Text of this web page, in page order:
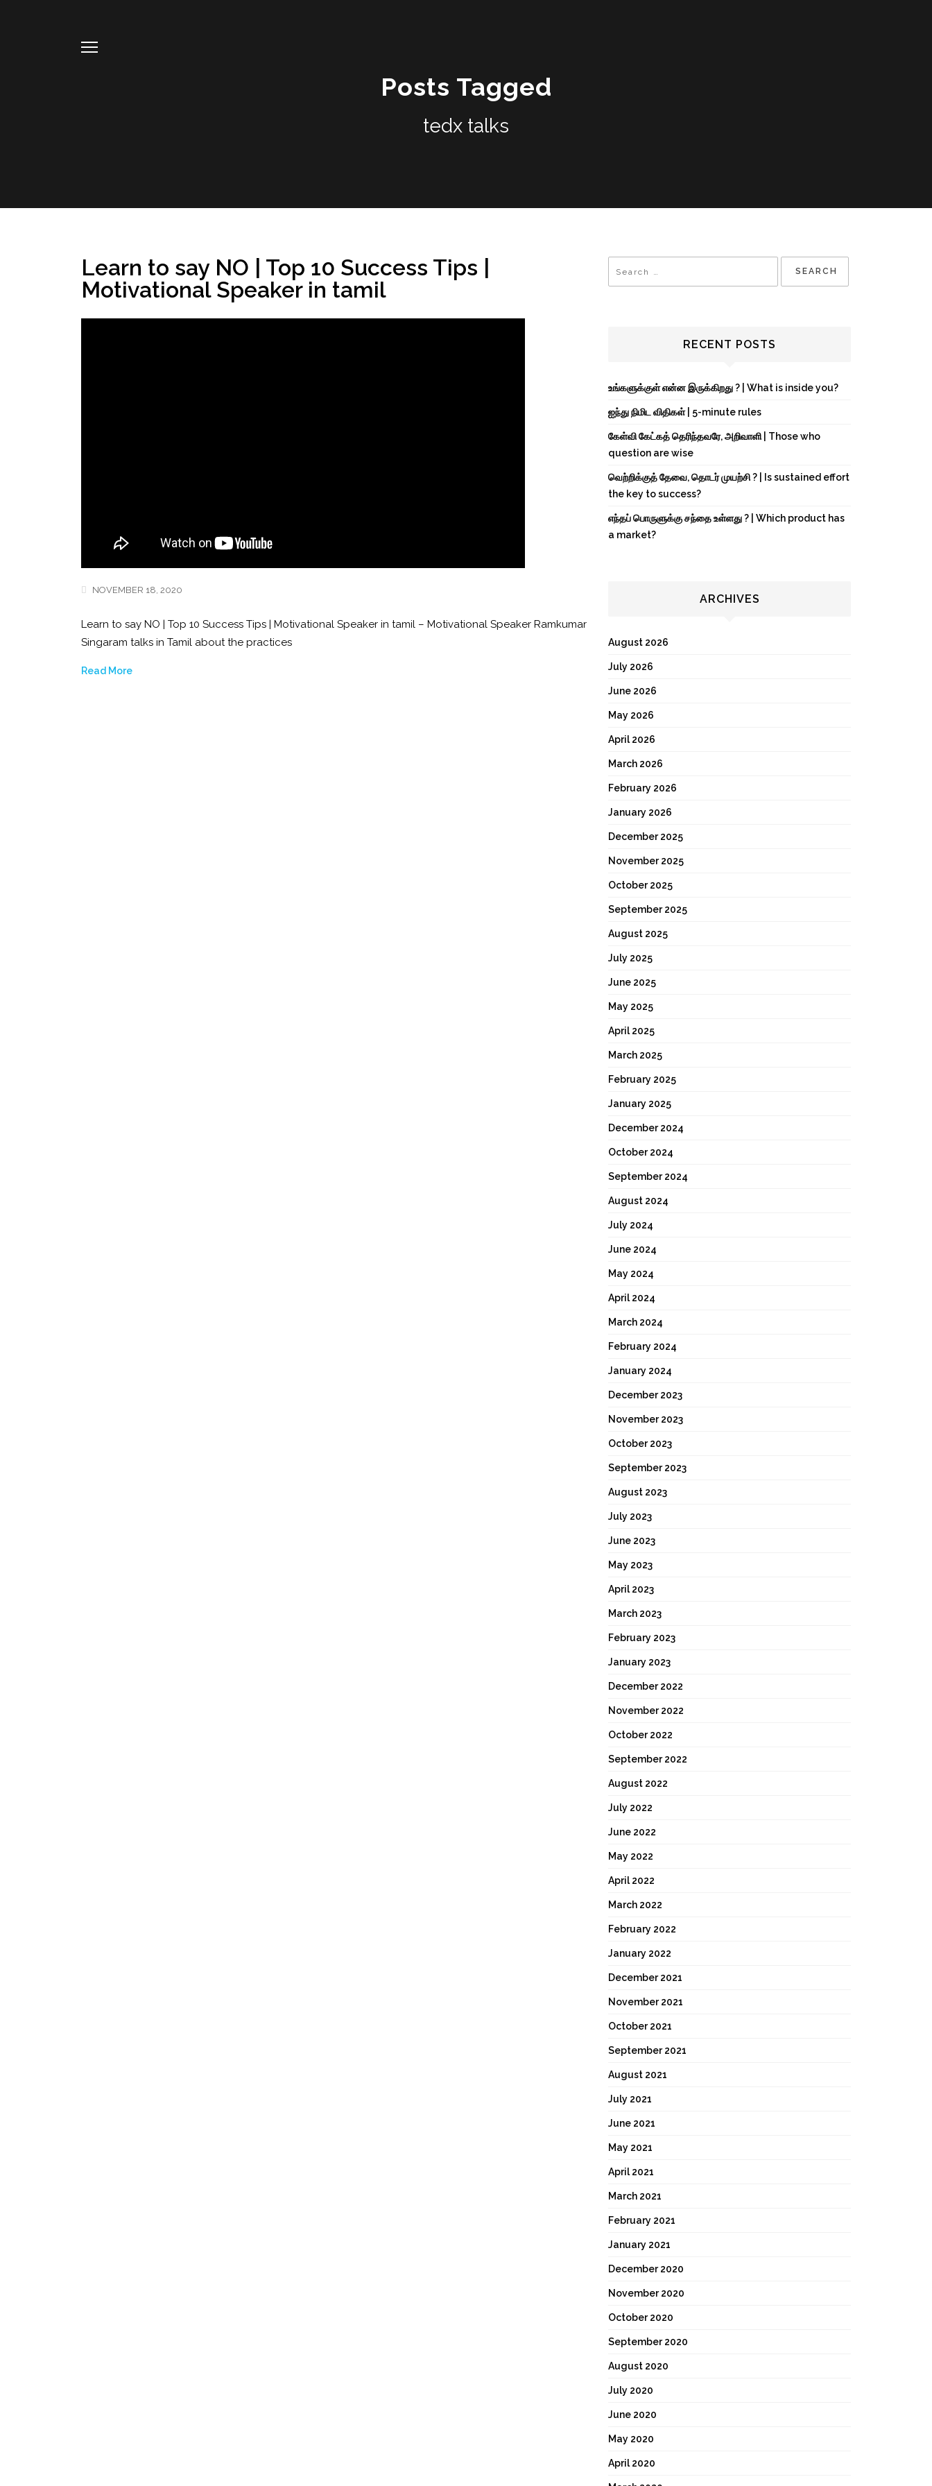
Posts Tagged
tedx talks
Learn to say NO | Top 10 Success Tips |
Motivational Speaker in tamil
NOVEMBER 18, 2020
Learn to say NO | Top 10 Success Tips | Motivational Speaker in tamil – Motivational Speaker Ramkumar
Singaram talks in Tamil about the practices
Read More
RECENT POSTS
உங்களுக்குள் என்ன இருக்கிறது ? | What is inside you?
ஐந்து நிமிட விதிகள் | 5-minute rules
கேள்வி கேட்கத் தெரிந்தவரே, அறிவாளி | Those who
question are wise
வெற்றிக்குத் தேவை, தொடர் முயற்சி ? | Is sustained effort
the key to success?
எந்தப் பொருளுக்கு சந்தை உள்ளது ? | Which product has
a market?
ARCHIVES
August 2026
July 2026
June 2026
May 2026
April 2026
March 2026
February 2026
January 2026
December 2025
November 2025
October 2025
September 2025
August 2025
July 2025
June 2025
May 2025
April 2025
March 2025
February 2025
January 2025
December 2024
October 2024
September 2024
August 2024
July 2024
June 2024
May 2024
April 2024
March 2024
February 2024
January 2024
December 2023
November 2023
October 2023
September 2023
August 2023
July 2023
June 2023
May 2023
April 2023
March 2023
February 2023
January 2023
December 2022
November 2022
October 2022
September 2022
August 2022
July 2022
June 2022
May 2022
April 2022
March 2022
February 2022
January 2022
December 2021
November 2021
October 2021
September 2021
August 2021
July 2021
June 2021
May 2021
April 2021
March 2021
February 2021
January 2021
December 2020
November 2020
October 2020
September 2020
August 2020
July 2020
June 2020
May 2020
April 2020